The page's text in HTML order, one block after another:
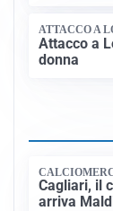
TRUFFA
Truffa